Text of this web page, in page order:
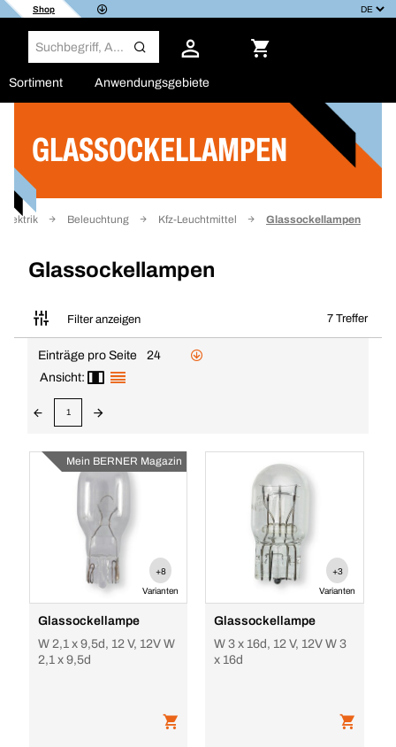
Shop
Sortiment Anwendungsgebiete
GLASSOCKELLAMPEN
Elektrik Beleuchtung Kfz-Leuchtmittel Glassockellampen
Glassockellampen
Filter anzeigen 7 Treffer
Filter
Einträge pro Seite
24
Ansicht:
1
Mein BERNER Magazin
+8
Varianten
Glassockellampe
W 2,1 x 9,5d, 12 V, 12V W
2,1 x 9,5d
+3
Varianten
Glassockellampe
W 3 x 16d, 12 V, 12V W 3
x 16d